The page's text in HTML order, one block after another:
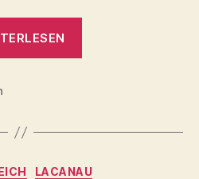
2023“
Kategorien
LACANAU